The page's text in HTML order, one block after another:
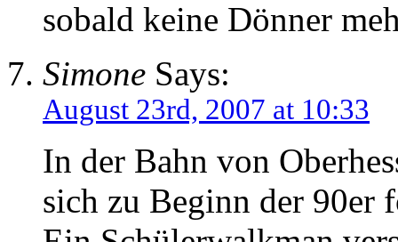
sobald keine Dönner
Simone Says:
August 23rd, 2007 at 10:33
In der Bahn von
sich zu Beginn der 90er